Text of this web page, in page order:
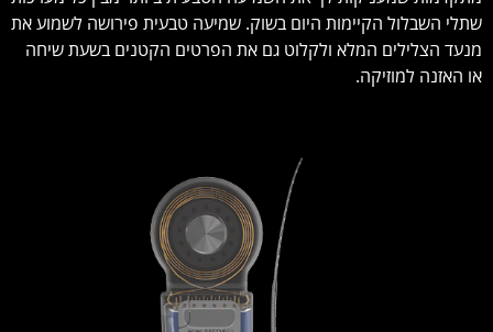
שתלי השבלול הקיימות היום בשוק. שמיעה טבעית פירושה לשמוע את
מנעד הצלילים המלא ולקלוט גם את הפרטים הקטנים בשעת שיחה
או האזנה למוזיקה.